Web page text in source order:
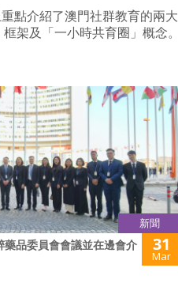
點介紹了澳門社群教育的兩大
架及「一小時共育圈」概念。
新聞
品委員會會議並在邊會介
31
Mar